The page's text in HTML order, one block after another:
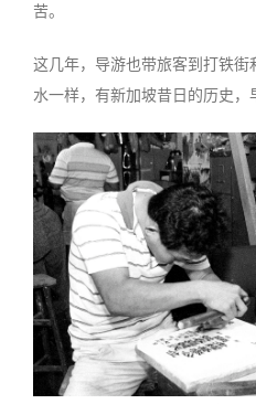
苦。
这几年，导游也带旅客到打铁
水一样，有新加坡昔日的历史，